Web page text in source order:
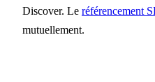
Discover. Le référencement
mutuellement.